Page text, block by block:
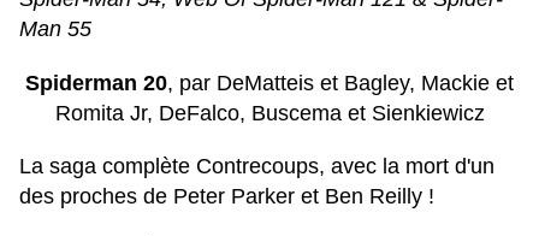
Man 55
Spiderman 20, par DeMatteis et Bagley, Mackie et
Romita Jr, DeFalco, Buscema et Sienkiewicz
La saga complète Contrecoups, avec la mort d'un
des proches de Peter Parker et Ben Reilly !